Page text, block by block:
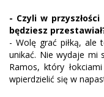
- Czyli w
będziesz
- Wolę grać piłką,
unikać. Nie wydaje mi
Ramos, który
wpierdzielić się w